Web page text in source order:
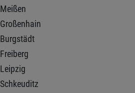
Meißen
Großenhain
Burgstädt
Freiberg
Leipzig
Schkeuditz